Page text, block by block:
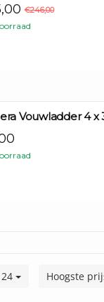
€246,00
Vouwladder 4 x
24 Hoogste